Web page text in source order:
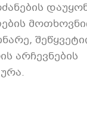
არჩევნების